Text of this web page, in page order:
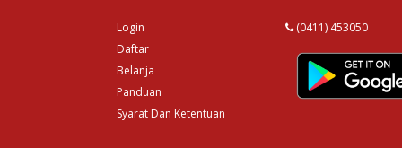
Login
Daftar
Belanja
Panduan
Syarat Dan Ketentuan
(0411) 453050